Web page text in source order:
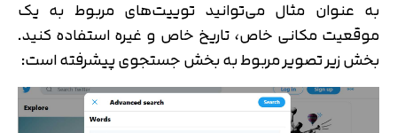
به عنوان مثال می‌توانید توییت‌های مربوط به یک
موقعیت مکانی خاص، تاریخ خاص و غیره استفاده کنید.
بخش زیر تصویر مربوط به بخش جستجوی پیشرفته است: